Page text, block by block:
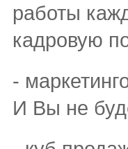
работы
кадровую
-
И Вы не